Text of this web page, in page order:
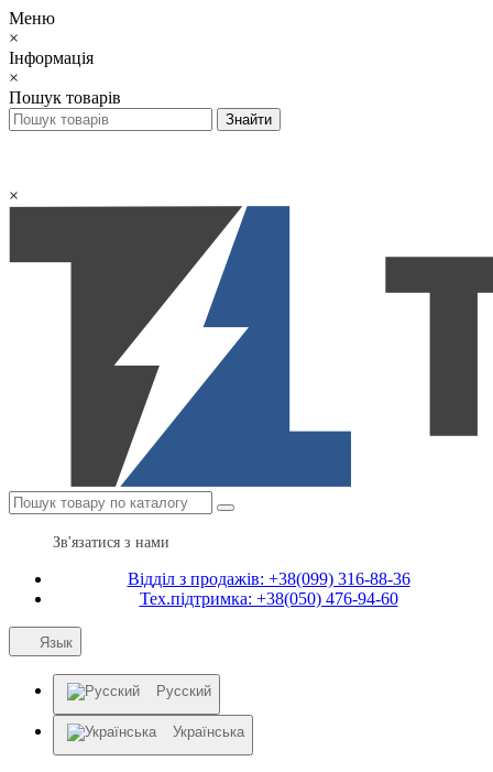
Меню
×
Інформація
×
Пошук товарів
×
Зв'язатися з нами
Відділ з продажів: +38(099) 316-88-36
Тех.підтримка: +38(050) 476-94-60
Язык
Русский
Українська